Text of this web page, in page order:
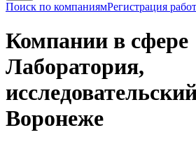
Поиск по компаниямРегистрация
Компании в сфере
Лаборатория,
Воронеже